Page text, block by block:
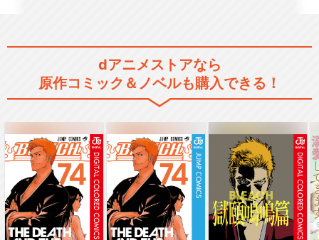
dアニメストアなら
原作コミック＆ノベルも購入できる！